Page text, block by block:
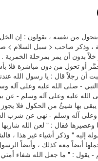
يتحول من نفسه ، يقولون : إن الخل
، وذكر صاحب < سبل السلام >
بدون أن يمر بمرحلة الخمرية .
أو تحول من دون مباشرة فلا
أن رجلاً قال : يا رسول الله
النبي - صلى الله عليه وعلى آله
الله عليه وعلى آله وسلم - عن
يبقى بها شيئٌ من الحكول فلا يجوز
وعلى آله وسلم - نهى عن شرب
وعصيرها فقال : " لعن الله
إليه " وذكر أشياء غير هذا ،
أيضاً معه كذلك ، وأيضاً
يقول : " ما جعل الله شفاء أمتي